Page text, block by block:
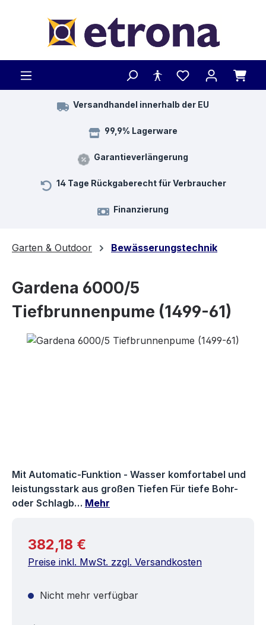
Versandhandel innerhalb der EU
99,9% Lagerware
Garantieverlängerung
14 Tage Rückgaberecht für Verbraucher
Finanzierung
Garten & Outdoor Bewässerungstechnik
Gardena 6000/5
Tiefbrunnenpume (1499-61)
Bildergalerie überspringen
Mit Automatic-Funktion - Wasser komfortabel und
leistungsstark aus großen Tiefen Für tiefe Bohr-
oder Schlagb… Mehr
Regulärer Preis:
382,18 €
Preise inkl. MwSt. zzgl. Versandkosten
Nicht mehr verfügbar